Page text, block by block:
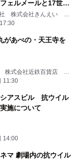
ェルメールと17世紀
開催記念 スタンプラ
社 株式会社きんえい 株
式会社近鉄・都ホテル
産SCマネジメント株式
があべの・天王寺を
株式会社近鉄百貨店 東
本 SC 開発株式会社 東
11:30
シアスビル 抗ウイル
施について
14:00
マ 劇場内の抗ウイル